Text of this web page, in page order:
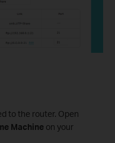
to the router. Open
Machine on your